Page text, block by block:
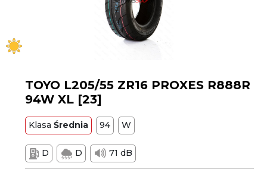
TOYO L205/55 ZR16 PROXES R888R
94W XL [23]
KlasaŚrednia 94 W
D D 71 dB